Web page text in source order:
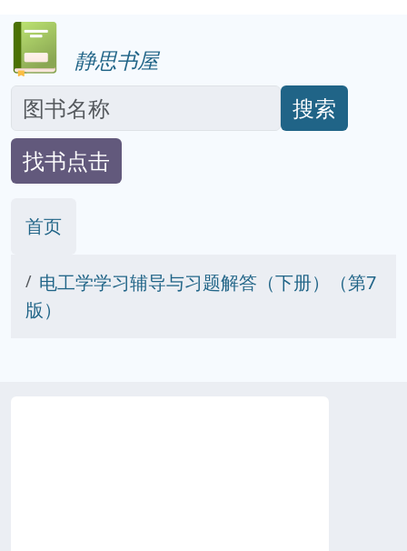
静思书屋
搜索
找书点击
首页
电工学学习辅导与习题解答（下册）（第7
版）